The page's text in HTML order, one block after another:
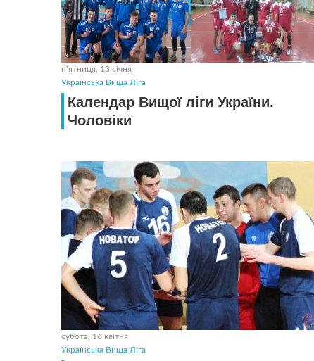
пʼятниця, 13 січня
Українська Вища Ліга
Календар Вищої ліги України.
Чоловiки
субота, 16 квітня
Українська Вища Ліга